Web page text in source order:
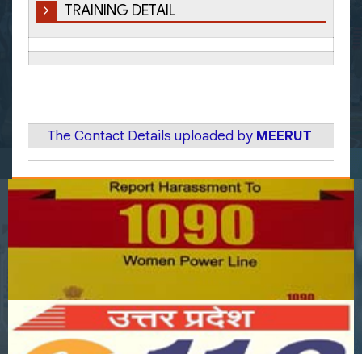
TRAINING DETAIL
The Contact Details uploaded by MEERUT